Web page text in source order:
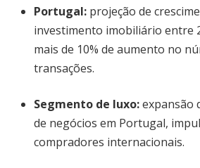
Portugal: projeção de
investimento imobiliário entre
mais de 10% de aumento no
transações.
Segmento de luxo:expansão
de negócios em Portugal,
compradores internacionais.